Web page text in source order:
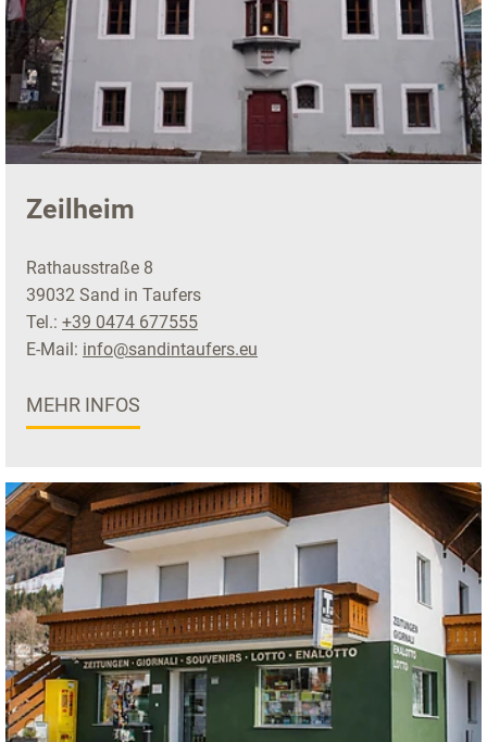
Zeilheim
Rathausstraße 8
39032 Sand in Taufers
Tel.: +39 0474 677555
E-Mail: info@sandintaufers.eu
MEHR INFOS